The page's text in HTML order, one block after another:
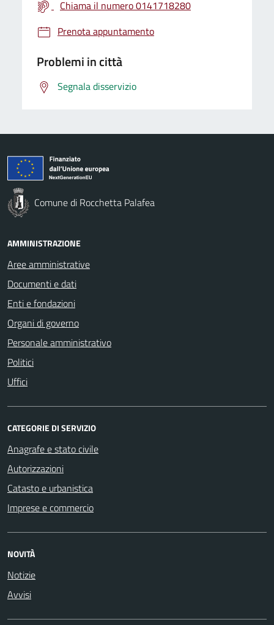
Chiama il numero 0141718280
Prenota appuntamento
Problemi in città
Segnala disservizio
Comune di Rocchetta Palafea
AMMINISTRAZIONE
Aree amministrative
Documenti e dati
Enti e fondazioni
Organi di governo
Personale amministrativo
Politici
Uffici
CATEGORIE DI SERVIZIO
Anagrafe e stato civile
Autorizzazioni
Catasto e urbanistica
Imprese e commercio
NOVITÀ
Notizie
Avvisi